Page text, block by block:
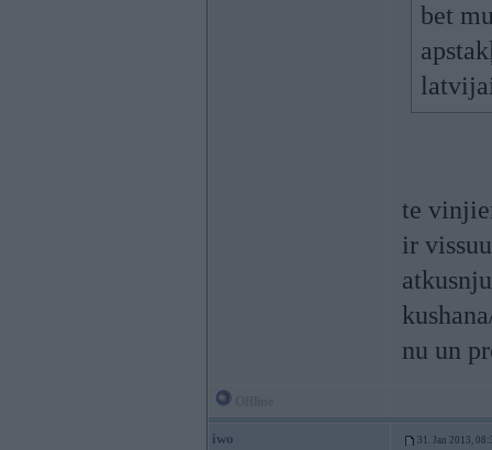
bet
te
ir
nu un
iwo 31. Jan 2013,